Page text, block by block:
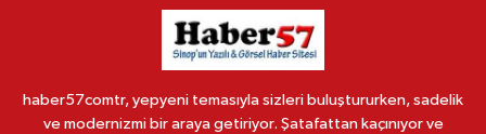
haber57comtr, yepyeni temasıyla sizleri buluştururken, sadelik
ve modernizmi bir araya getiriyor. Şatafattan kaçınıyor ve